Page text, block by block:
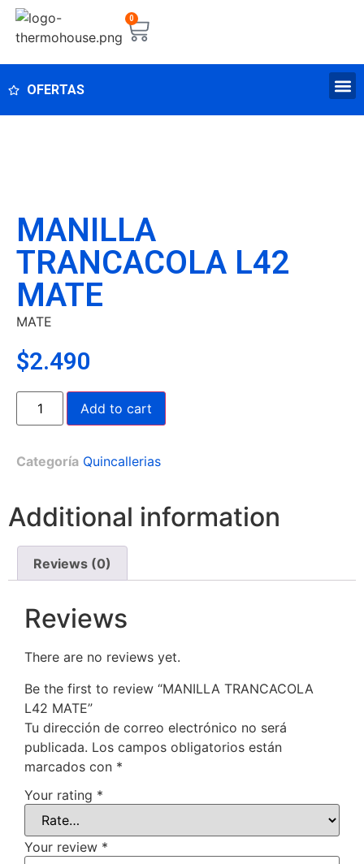
0
OFERTAS
MANILLA
TRANCACOLA L42
MATE
MATE
$2.490
Add to cart
Categoría Quincallerias
Additional information
Reviews (0)
Reviews
There are no reviews yet.
Be the first to review “MANILLA TRANCACOLA
L42 MATE”
Tu dirección de correo electrónico no será
publicada. Los campos obligatorios están
marcados con *
Your rating *
Your review *